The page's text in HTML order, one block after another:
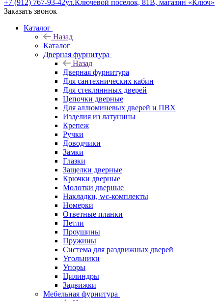
+7 (912) 767-93-42ул.Ключевой поселок, 81В, магазин «Ключ»
Заказать звонок
Каталог
Назад
Каталог
Дверная фурнитура
Назад
Дверная фурнитура
Для сантехнических кабин
Для стекляннных дверей
Цепочки дверные
Для аллюминевых дверей и ПВХ
Изделия из латунины
Крепеж
Ручки
Доводчики
Замки
Глазки
Защелки дверные
Крючки дверные
Молотки дверные
Накладки, wc-комплекты
Номерки
Ответные планки
Петли
Проушины
Пружины
Система для раздвижных дверей
Угольники
Упоры
Цилиндры
Задвижки
Мебельная фурнитура